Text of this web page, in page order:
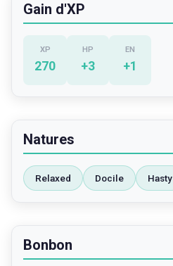
Gain d'XP
XP
270
HP
+3
EN
+1
Natures
Relaxed Docile Hasty
Bonbon